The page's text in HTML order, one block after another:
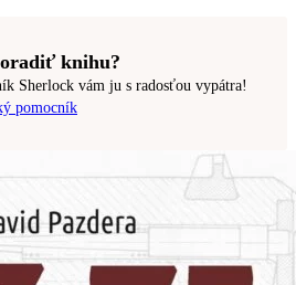
knihu?
Sherlock vám ju s radosťou vypátra!
pomocník